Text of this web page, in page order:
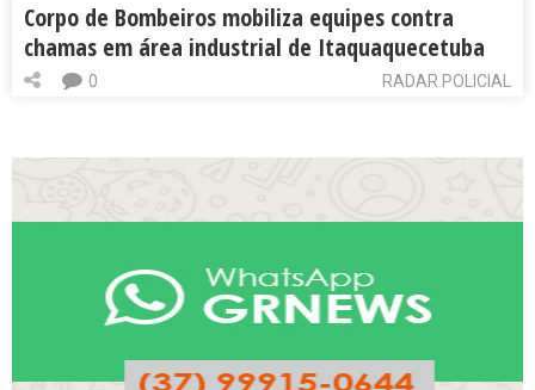
Corpo de Bombeiros mobiliza equipes contra
chamas em área industrial de Itaquaquecetuba
RADAR POLICIAL
0